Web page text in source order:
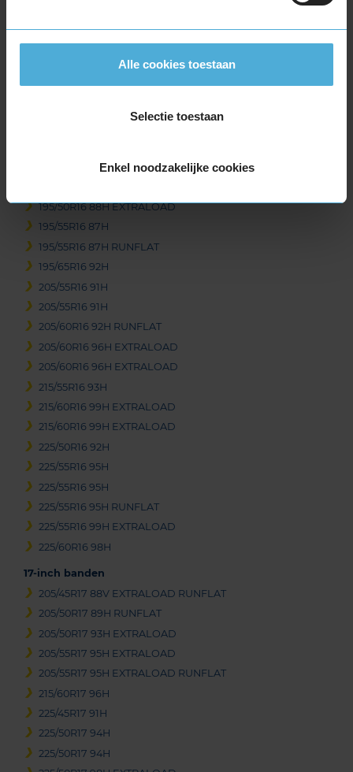
Alle cookies toestaan
Selectie toestaan
Enkel noodzakelijke cookies
Item
Beschikbare bandenmaten
195/50R16 88H EXTRALOAD
195/55R16 87H
195/55R16 87H RUNFLAT
195/65R16 92H
205/55R16 91H
205/55R16 91H
205/60R16 92H RUNFLAT
205/60R16 96H EXTRALOAD
205/60R16 96H EXTRALOAD
215/55R16 93H
215/60R16 99H EXTRALOAD
215/60R16 99H EXTRALOAD
225/50R16 92H
225/55R16 95H
225/55R16 95H
225/55R16 95H RUNFLAT
225/55R16 99H EXTRALOAD
225/60R16 98H
17-inch banden
205/45R17 88V EXTRALOAD RUNFLAT
205/50R17 89H RUNFLAT
205/50R17 93H EXTRALOAD
205/55R17 95H EXTRALOAD
205/55R17 95H EXTRALOAD RUNFLAT
215/60R17 96H
225/45R17 91H
225/50R17 94H
225/50R17 94H